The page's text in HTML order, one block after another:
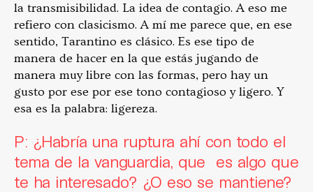
la transmisibilidad. La idea de contagio. A eso me
refiero con clasicismo. A mí me parece que, en ese
sentido, Tarantino es clásico. Es ese tipo de
manera de hacer en la que estás jugando de
manera muy libre con las formas, pero hay un
gusto por ese por ese tono contagioso y ligero. Y
esa es la palabra: ligereza.
P: ¿Habría una ruptura ahí con todo el
tema de la vanguardia, que es algo que
te ha interesado? ¿O eso se mantiene?